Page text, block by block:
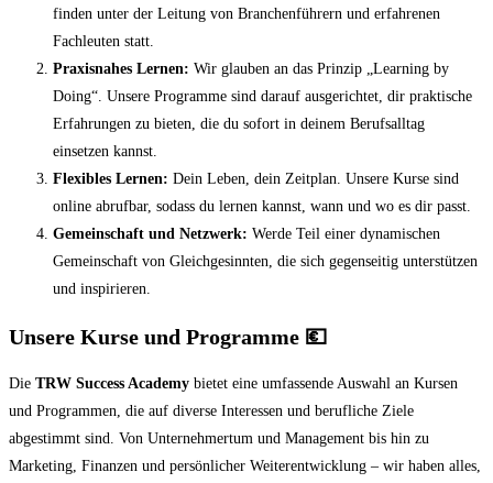
finden unter der Leitung von Branchenführern und erfahrenen
Fachleuten statt.
Praxisnahes Lernen: Wir glauben an das Prinzip „Learning by
Doing“. Unsere Programme sind darauf ausgerichtet, dir praktische
Erfahrungen zu bieten, die du sofort in deinem Berufsalltag
einsetzen kannst.
Flexibles Lernen: Dein Leben, dein Zeitplan. Unsere Kurse sind
online abrufbar, sodass du lernen kannst, wann und wo es dir passt.
Gemeinschaft und Netzwerk: Werde Teil einer dynamischen
Gemeinschaft von Gleichgesinnten, die sich gegenseitig unterstützen
und inspirieren.
Unsere Kurse und Programme 💶
Die TRW Success Academy bietet eine umfassende Auswahl an Kursen
und Programmen, die auf diverse Interessen und berufliche Ziele
abgestimmt sind. Von Unternehmertum und Management bis hin zu
Marketing, Finanzen und persönlicher Weiterentwicklung – wir haben alles,